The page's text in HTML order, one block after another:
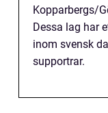
Kopparbergs/
Dessa lag har
inom svensk
supportrar.